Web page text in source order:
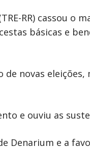
RR) cassou o
básicas e
novas
e ouviu as
Denarium e a